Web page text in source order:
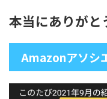
本当にありがと
Amazonアソシ